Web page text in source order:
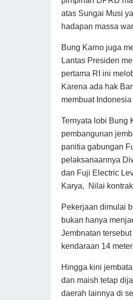
atas Sungai Musi
hadapan massa
Bung Karno juga
Lantas Presiden
pertama RI ini
Karena ada hak
membuat
Ternyata lobi Bung
pembangunan
panitia gabungan
pelaksanaannya
dan Fuji Electric
Karya, Nilai
Pekerjaan dimulai
bukan hanya
Jembnatan
kendaraan 14
Hingga kini
dan maish tetap
daerah lainnya di